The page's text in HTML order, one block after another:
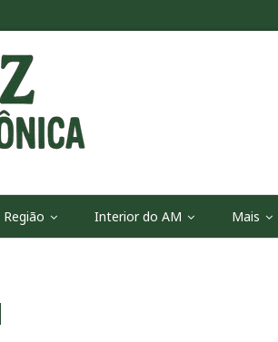
Interior do AM Mais